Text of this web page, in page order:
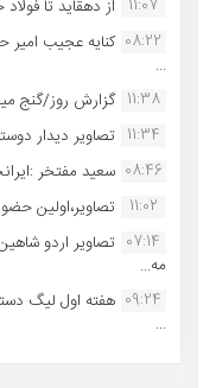
11:07 از دهقاید تا
08:22 کنایه عجیب
...
11:38 گزارش روز/گنج
11:34 تصاویر دیدار
08:46 سعید مفتخر
11:02
تصاویر،اولین
07:14 تصاویر اردو
مه...
09:24 هفته اول لیگ
...